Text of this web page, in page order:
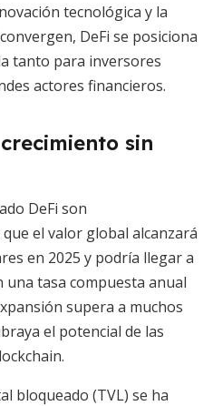
tecnológica y la
DeFi se posiciona
tanto para inversores
actores financieros.
sin
DeFi son
el valor global alcanzará
en 2025 y podría llegar a
una tasa compuesta anual
supera a muchos
el potencial de las
bloqueado (TVL) se ha